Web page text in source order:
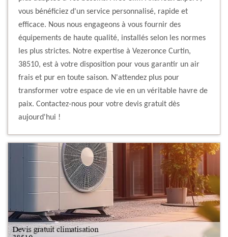
vous bénéficiez d'un service personnalisé, rapide et
efficace. Nous nous engageons à vous fournir des
équipements de haute qualité, installés selon les normes
les plus strictes. Notre expertise à Vezeronce Curtin,
38510, est à votre disposition pour vous garantir un air
frais et pur en toute saison. N'attendez plus pour
transformer votre espace de vie en un véritable havre de
paix. Contactez-nous pour votre devis gratuit dès
aujourd'hui !